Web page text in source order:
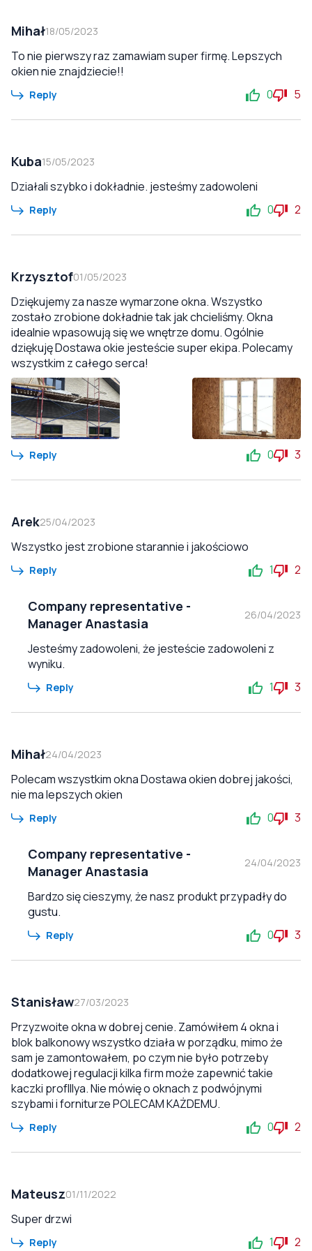
Mihał18/05/2023
To nie pierwszy raz zamawiam super firmę. Lepszych
okien nie znajdziecie!!
Reply 0 5
Kuba15/05/2023
Działali szybko i dokładnie. jesteśmy zadowoleni
Reply 0 2
Krzysztof01/05/2023
Dziękujemy za nasze wymarzone okna. Wszystko
zostało zrobione dokładnie tak jak chcieliśmy. Okna
idealnie wpasowują się we wnętrze domu. Ogólnie
dziękuję Dostawa okie jesteście super ekipa. Polecamy
wszystkim z całego serca!
Reply 0 3
Arek25/04/2023
Wszystko jest zrobione starannie i jakościowo
Reply 1 2
Company representative -
Manager Anastasia
26/04/2023
Jesteśmy zadowoleni, że jesteście zadowoleni z
wyniku.
Reply 1 3
Mihał24/04/2023
Polecam wszystkim okna Dostawa okien dobrej jakości,
nie ma lepszych okien
Reply 0 3
Company representative -
Manager Anastasia
24/04/2023
Bardzo się cieszymy, że nasz produkt przypadły do
gustu.
Reply 0 3
Stanisław27/03/2023
Przyzwoite okna w dobrej cenie. Zamówiłem 4 okna i
blok balkonowy wszystko działa w porządku, mimo że
sam je zamontowałem, po czym nie było potrzeby
dodatkowej regulacji kilka firm może zapewnić takie
kaczki profIllya. Nie mówię o oknach z podwójnymi
szybami i forniturze POLECAM KAŻDEMU.
Reply 0 2
Mateusz01/11/2022
Super drzwi
Reply 1 2